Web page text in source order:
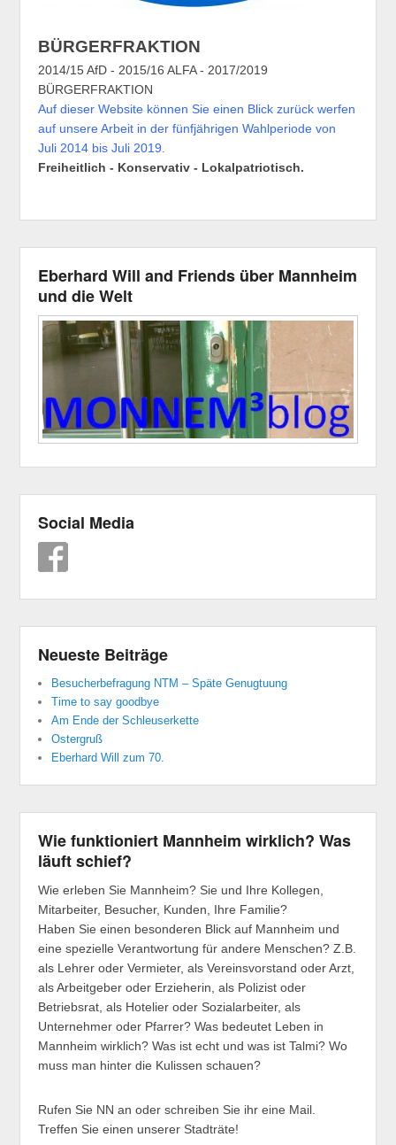
BÜRGERFRAKTION
2014/15 AfD - 2015/16 ALFA - 2017/2019
BÜRGERFRAKTION
Auf dieser Website können Sie einen Blick zurück werfen
auf unsere Arbeit in der fünfjährigen Wahlperiode von
Juli 2014 bis Juli 2019.
Freiheitlich - Konservativ - Lokalpatriotisch.
Eberhard Will and Friends über Mannheim
und die Welt
Social Media
Neueste Beiträge
Besucherbefragung NTM – Späte Genugtuung
Time to say goodbye
Am Ende der Schleuserkette
Ostergruß
Eberhard Will zum 70.
Wie funktioniert Mannheim wirklich? Was
läuft schief?
Wie erleben Sie Mannheim? Sie und Ihre Kollegen,
Mitarbeiter, Besucher, Kunden, Ihre Familie?
Haben Sie einen besonderen Blick auf Mannheim und
eine spezielle Verantwortung für andere Menschen? Z.B.
als Lehrer oder Vermieter, als Vereinsvorstand oder Arzt,
als Arbeitgeber oder Erzieherin, als Polizist oder
Betriebsrat, als Hotelier oder Sozialarbeiter, als
Unternehmer oder Pfarrer? Was bedeutet Leben in
Mannheim wirklich? Was ist echt und was ist Talmi? Wo
muss man hinter die Kulissen schauen?
Rufen Sie NN an oder schreiben Sie ihr eine Mail.
Treffen Sie einen unserer Stadträte!